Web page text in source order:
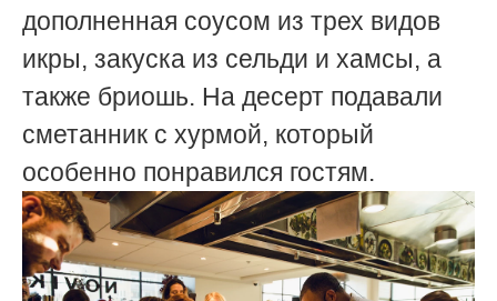
дополненная соусом из трех видов
икры, закуска из сельди и хамсы, а
также бриошь. На десерт подавали
сметанник с хурмой, который
особенно понравился гостям.